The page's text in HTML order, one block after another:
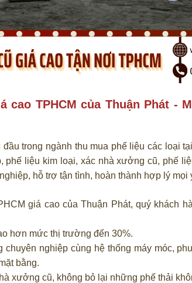
cao TPHCM của Thuận Phát -
trong ngành thu mua phế liệu các loại
phế liệu kim loại, xác nhà xưởng cũ, phế
hỗ trợ tận tình, hoàn thành hợp lý mọi
giá cao của Thuận Phát, quý khách
hơn mức thị trường đến 30%.
nghiệp cùng hệ thống máy móc,
bằng.
xưởng cũ, không bỏ lại những phế thải